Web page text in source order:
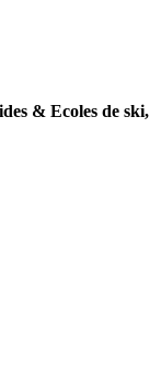
& Ecoles de ski,